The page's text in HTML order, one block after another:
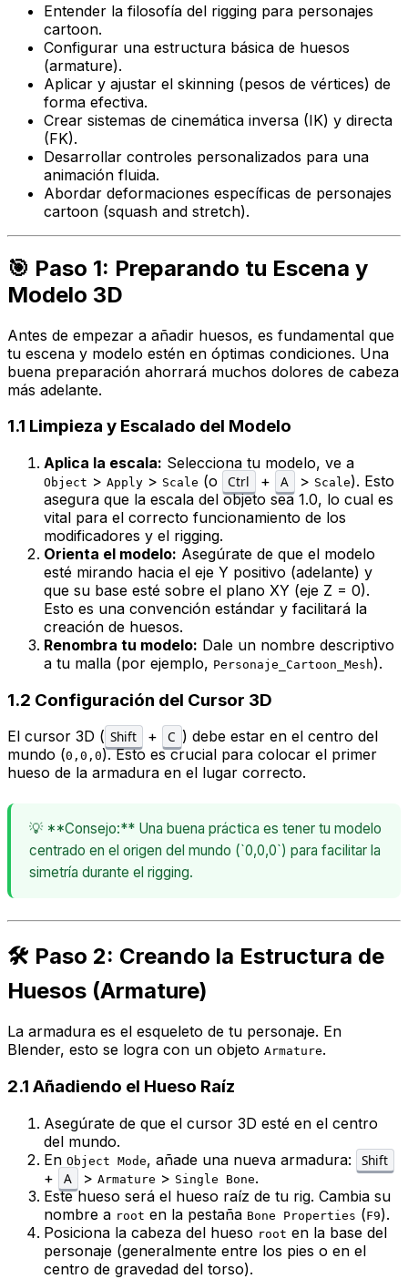
Entender la filosofía del rigging para personajes
cartoon.
Configurar una estructura básica de huesos
(armature).
Aplicar y ajustar el skinning (pesos de vértices) de
forma efectiva.
Crear sistemas de cinemática inversa (IK) y directa
(FK).
Desarrollar controles personalizados para una
animación fluida.
Abordar deformaciones específicas de personajes
cartoon (squash and stretch).
🎯 Paso 1: Preparando tu Escena y
Modelo 3D
Antes de empezar a añadir huesos, es fundamental que
tu escena y modelo estén en óptimas condiciones. Una
buena preparación ahorrará muchos dolores de cabeza
más adelante.
1.1 Limpieza y Escalado del Modelo
Aplica la escala: Selecciona tu modelo, ve a
Object > Apply > Scale (o Ctrl + A > Scale). Esto
asegura que la escala del objeto sea 1.0, lo cual es
vital para el correcto funcionamiento de los
modificadores y el rigging.
Orienta el modelo: Asegúrate de que el modelo
esté mirando hacia el eje Y positivo (adelante) y
que su base esté sobre el plano XY (eje Z = 0).
Esto es una convención estándar y facilitará la
creación de huesos.
Renombra tu modelo: Dale un nombre descriptivo
a tu malla (por ejemplo, Personaje_Cartoon_Mesh).
1.2 Configuración del Cursor 3D
El cursor 3D ( Shift + C ) debe estar en el centro del
mundo (0,0,0). Esto es crucial para colocar el primer
hueso de la armadura en el lugar correcto.
💡 **Consejo:** Una buena práctica es tener tu modelo
centrado en el origen del mundo (`0,0,0`) para facilitar la
simetría durante el rigging.
🛠️ Paso 2: Creando la Estructura de
Huesos (Armature)
La armadura es el esqueleto de tu personaje. En
Blender, esto se logra con un objeto Armature.
2.1 Añadiendo el Hueso Raíz
Asegúrate de que el cursor 3D esté en el centro
del mundo.
En Object Mode, añade una nueva armadura: Shift
+ A > Armature > Single Bone.
Este hueso será el hueso raíz de tu rig. Cambia su
nombre a root en la pestaña Bone Properties (F9).
Posiciona la cabeza del hueso root en la base del
personaje (generalmente entre los pies o en el
centro de gravedad del torso).